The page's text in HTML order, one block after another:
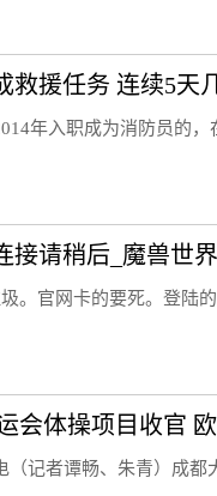
救援任务 连续5天
年入职成为消防员的，
接请稍后_魔兽世
。官网卡的要死。登陆
（记者谭畅、朱青）成都